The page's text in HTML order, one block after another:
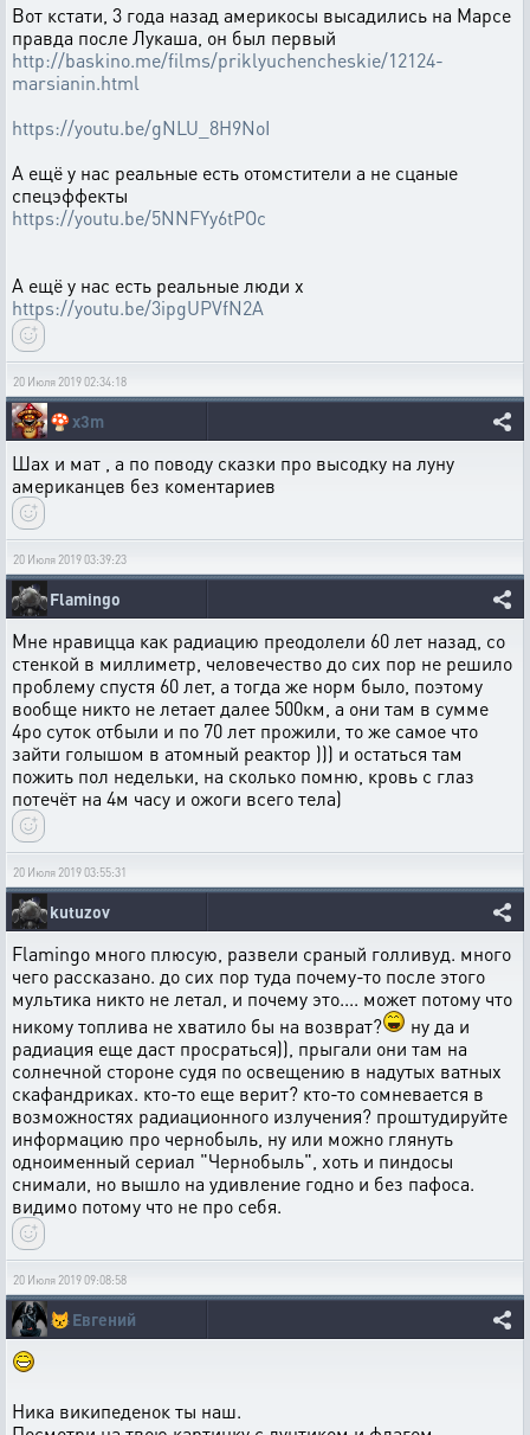
Вот кстати, 3 года назад америкосы высадились на Марсе
правда после Лукаша, он был первый
http://baskino.me/films/priklyuchencheskie/12124-
marsianin.html
https://youtu.be/gNLU_8H9NoI
А ещё у нас реальные есть отомстители а не сцаные
спецэффекты
https://youtu.be/5NNFYy6tPOc
А ещё у нас есть реальные люди х
https://youtu.be/3ipgUPVfN2A
20 Июля 2019 02:34:18
🍄x3m
Шах и мат , а по поводу сказки про высодку на луну
американцев без коментариев
20 Июля 2019 03:39:23
Flamingo
Мне нравицца как радиацию преодолели 60 лет назад, со
стенкой в миллиметр, человечество до сих пор не решило
проблему спустя 60 лет, а тогда же норм было, поэтому
вообще никто не летает далее 500км, а они там в сумме
4ро суток отбыли и по 70 лет прожили, то же самое что
зайти голышом в атомный реактор ))) и остаться там
пожить пол недельки, на сколько помню, кровь с глаз
потечёт на 4м часу и ожоги всего тела)
20 Июля 2019 03:55:31
kutuzov
Flamingo много плюсую, развели сраный голливуд. много
чего рассказано. до сих пор туда почему-то после этого
мультика никто не летал, и почему это.... может потому что
никому топлива не хватило бы на возврат?
ну да и
радиация еще даст просраться)), прыгали они там на
солнечной стороне судя по освещению в надутых ватных
скафандриках. кто-то еще верит? кто-то сомневается в
возможностях радиационного излучения? проштудируйте
информацию про чернобыль, ну или можно глянуть
одноименный сериал "Чернобыль", хоть и пиндосы
снимали, но вышло на удивление годно и без пафоса.
видимо потому что не про себя.
20 Июля 2019 09:08:58
😾Евгений
Ника википеденок ты наш.